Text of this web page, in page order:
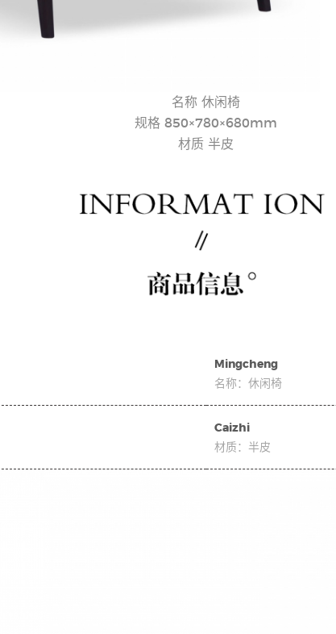
软床
名称 休闲椅
规格 850×780×680mm
材质 半皮
Mingcheng
名称： 休闲椅
Caizhi
材质： 半皮